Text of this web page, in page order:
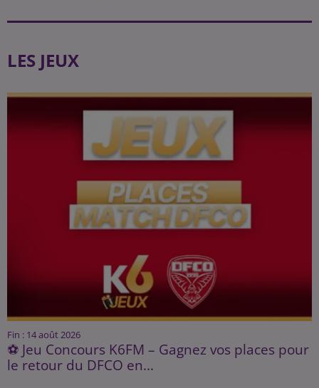
LES JEUX
Fin : 14 août 2026
⚽ Jeu Concours K6FM – Gagnez vos places pour
le retour du DFCO en...